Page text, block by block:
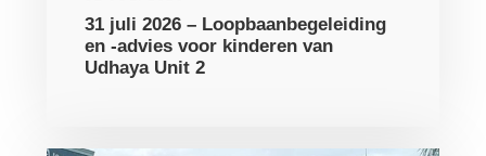
31 juli 2026 – Loopbaanbegeleiding
en -advies voor kinderen van
Udhaya Unit 2